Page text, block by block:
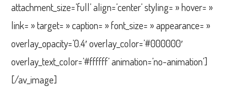
attachment_size=’full’ align=’center’ styling= » hover= »
link= » target= » caption= » font_size= » appearance= »
overlay_opacity=’0.4′ overlay_color=’#000000′
overlay_text_color=’#ffffff’ animation=’no-animation’]
[/av_image]